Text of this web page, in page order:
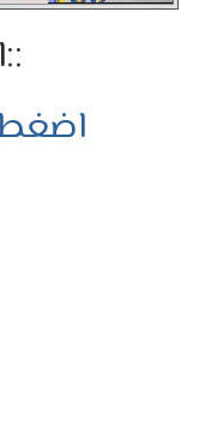
اضغط